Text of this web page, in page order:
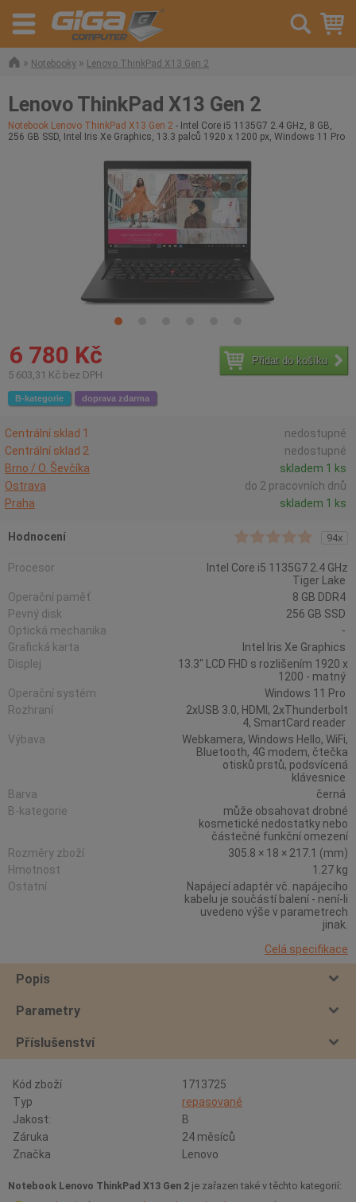
» Notebooky » Lenovo ThinkPad X13 Gen 2
Lenovo ThinkPad X13 Gen 2
Notebook Lenovo ThinkPad X13 Gen 2 - Intel Core i5 1135G7 2.4 GHz, 8 GB,
256 GB SSD, Intel Iris Xe Graphics, 13.3 palců 1920 x 1200 px, Windows 11 Pro
6 780 Kč
5 603,31 Kč bez DPH
Přidat do košíku
B-kategorie doprava zdarma
Centrální sklad 1
nedostupné
Centrální sklad 2
nedostupné
Brno / O. Ševčíka
skladem 1 ks
Ostrava
do 2 pracovních dnů
Praha
skladem 1 ks
Hodnocení 94x
Procesor
Intel Core i5 1135G7 2.4 GHz
Tiger Lake
Operační paměť
8 GB DDR4
Pevný disk
256 GB SSD
Optická mechanika
-
Grafická karta
Intel Iris Xe Graphics
Displej
13.3" LCD FHD s rozlišením 1920 x
1200 - matný
Operační systém
Windows 11 Pro
Rozhraní
2xUSB 3.0, HDMI, 2xThunderbolt
4, SmartCard reader
Výbava
Webkamera, Windows Hello, WiFi,
Bluetooth, 4G modem, čtečka
otisků prstů, podsvícená
klávesnice
Barva
černá
B-kategorie
může obsahovat drobné
kosmetické nedostatky nebo
částečné funkční omezení
Rozměry zboží
305.8 × 18 × 217.1 (mm)
Hmotnost
1.27 kg
Ostatní
Napájecí adaptér vč. napájecího
kabelu je součástí balení - není-li
uvedeno výše v parametrech
jinak.
Celá specifikace
Popis
Parametry
Příslušenství
Kód zboží
1713725
Typ
repasované
Jakost:
B
Záruka
24 měsíců
Značka
Lenovo
Notebook Lenovo ThinkPad X13 Gen 2 je zařazen také v těchto kategorií: